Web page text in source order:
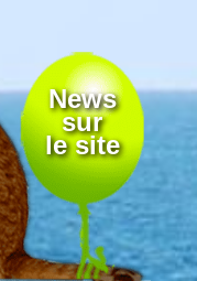
News
sur
le site